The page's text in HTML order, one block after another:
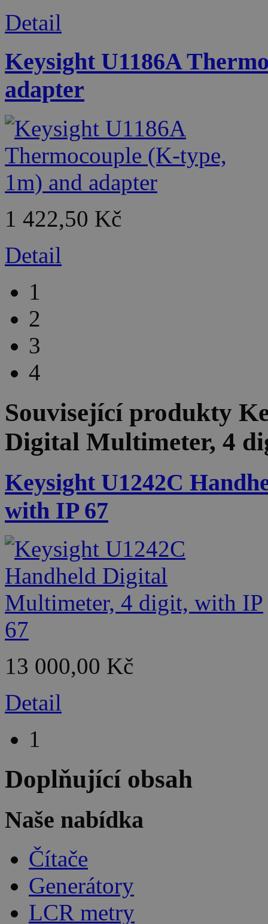
Detail
Keysight U1186A
adapter
1 422,50 Kč
Detail
1
2
3
4
Související produkty
Digital Multimeter, 4
Keysight U1242C
with IP 67
13 000,00 Kč
Detail
1
Doplňující obsah
Naše nabídka
Čítače
Generátory
LCR metry